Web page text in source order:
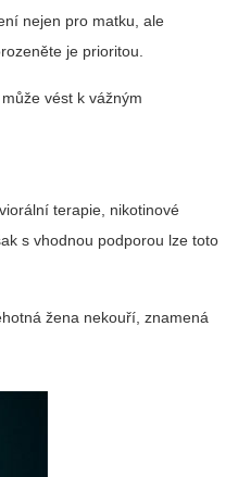
nejen pro matku, ale
je prioritou.
vést k vážným
terapie, nikotinové
s vhodnou podporou lze toto
žena nekouří, znamená